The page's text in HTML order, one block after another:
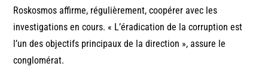
Roskosmos affirme, régulièrement, coopérer avec les
investigations en cours. « L’éradication de la corruption est
l’un des objectifs principaux de la direction », assure le
conglomérat.